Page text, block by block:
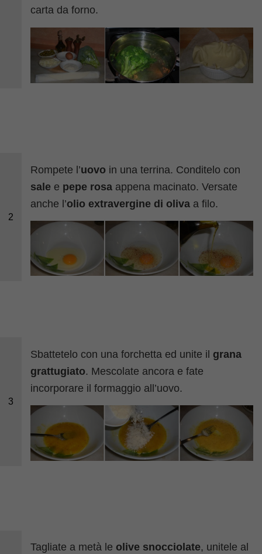
carta da forno.
2
Rompete l’uovo in una terrina. Conditelo con
sale e pepe rosa appena macinato. Versate
anche l’olio extravergine di oliva a filo.
3
Sbattetelo con una forchetta ed unite il grana
grattugiato. Mescolate ancora e fate
incorporare il formaggio all’uovo.
Tagliate a metà le olive snocciolate, unitele al